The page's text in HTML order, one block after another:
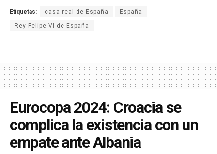
Etiquetas: casa real de España España
Rey Felipe VI de España
Eurocopa 2024: Croacia se
complica la existencia con un
empate ante Albania